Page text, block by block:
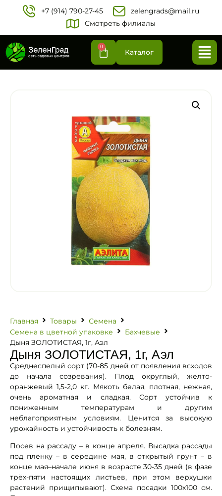
+7 (914) 790-27-45‬
zelengrads@mail.ru
Смотреть филиалы
0
Каталог
Главная Товары
Семена
Семена в цветной упаковке
Бахчевые
Дыня ЗОЛОТИСТАЯ, 1г, Аэл
Дыня ЗОЛОТИСТАЯ, 1г, Аэл
Среднеспелый сорт (70-85 дней от появления всходов
до начала созревания). Плод округлый, желто-
оранжевый 1,5-2,0 кг. Мякоть белая, плотная, нежная,
очень ароматная и сладкая. Сорт устойчив к
пониженным температурам и другим
неблагоприятным условиям. Ценится за высокую
урожайность и устойчивость к болезням.
Посев на рассаду – в конце апреля. Высадка рассады
под пленку – в середине мая, в открытый грунт – в
конце мая–начале июня в возрасте 30-35 дней (в фазе
трёх-пяти настоящих листьев, при этом верхушки
растений прищипывают). Схема посадки 100х100 см.